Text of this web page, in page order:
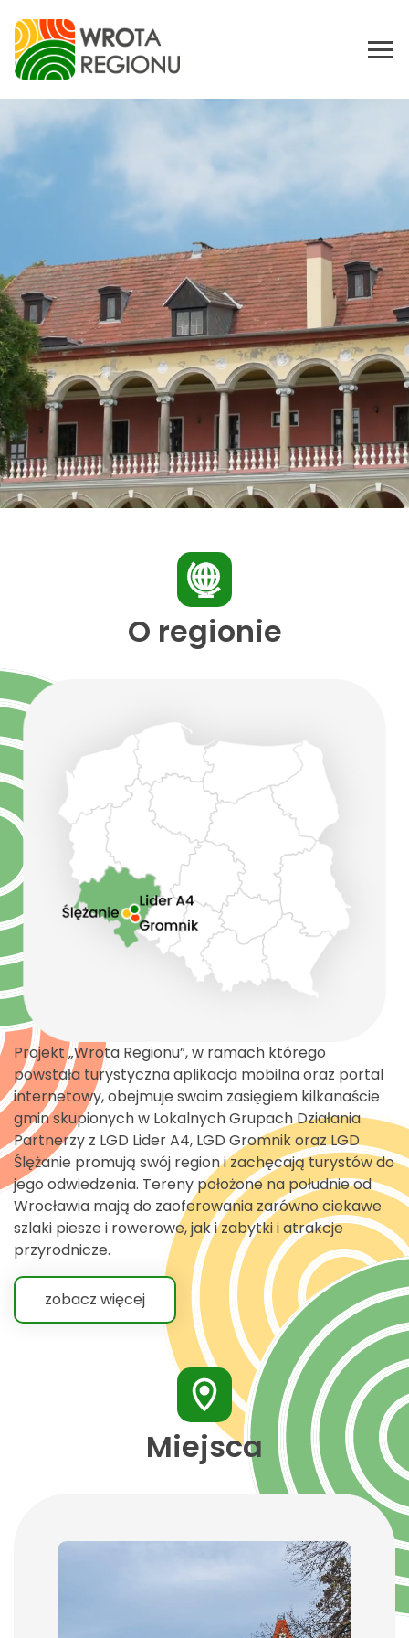
O regionie
Projekt „Wrota Regionu”, w ramach którego
powstała turystyczna aplikacja mobilna oraz portal
internetowy, obejmuje swoim zasięgiem kilkanaście
gmin skupionych w Lokalnych Grupach Działania.
Partnerzy z LGD Lider A4, LGD Gromnik oraz LGD
Ślężanie promują swój region i zachęcają turystów do
jego odwiedzenia. Tereny położone na południe od
Wrocławia mają do zaoferowania zarówno ciekawe
szlaki piesze i rowerowe, jak i zabytki i atrakcje
przyrodnicze.
zobacz więcej
Miejsca